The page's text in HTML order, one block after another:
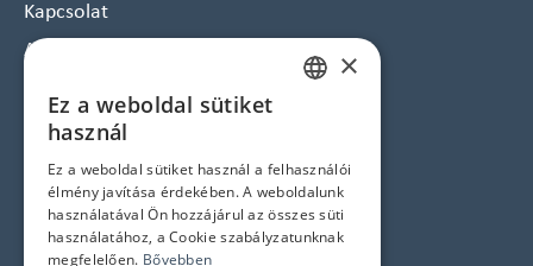
Kapcsolat
Arculat
Jogi nyilatkozatok
Adatvédelem és Cookie tájékoztató
ÁSZF
Impresszum
×
Ez a weboldal sütiket
használ
Ez a weboldal sütiket használ a felhasználói
élmény javítása érdekében. A weboldalunk
használatával Ön hozzájárul az összes süti
használatához, a Cookie szabályzatunknak
megfelelően. Bővebben